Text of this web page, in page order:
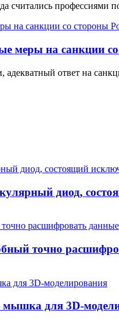
считались
меры на санкции
адекватный ответ на
диод,
точно
мышка для 3D-